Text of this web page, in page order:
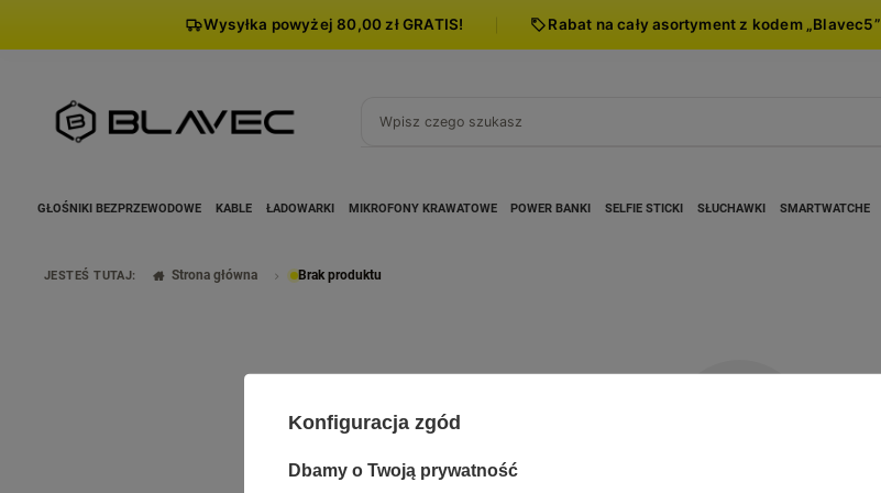
Wysyłka powyżej 80,00 zł GRATIS! Rabat na cały asortyment z kodem „Blavec5”
GŁOŚNIKI BEZPRZEWODOWE KABLE ŁADOWARKI MIKROFONY KRAWATOWE POWER BANKI SELFIE STICKI SŁUCHAWKI SMARTWATCHE
JESTEŚ TUTAJ: Strona główna Brak produktu
Konfiguracja zgód
Dbamy o Twoją prywatność